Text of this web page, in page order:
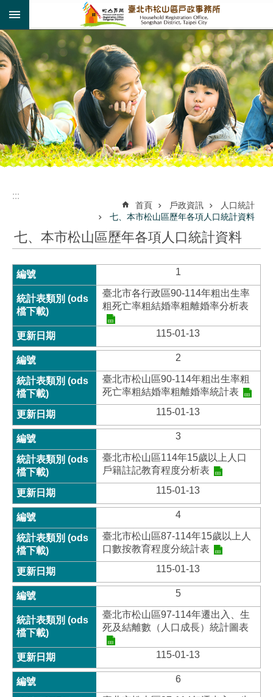
跳到主要內容區塊
:::
:::
首頁 戶政資訊
人口統計
七、本市松山區歷年各項人口統計資料
七、本市松山區歷年各項人口統計資料
1
臺北市各行政區90-114年粗出生率
粗死亡率粗結婚率粗離婚率分析表
115-01-13
2
臺北市松山區90-114年粗出生率粗
死亡率粗結婚率粗離婚率統計表
115-01-13
3
臺北市松山區114年15歲以上人口
戶籍註記教育程度分析表
115-01-13
4
臺北市松山區87-114年15歲以上人
口數按教育程度分統計表
115-01-13
5
臺北市松山區97-114年遷出入、生
死及結離數（人口成長）統計圖表
115-01-13
6